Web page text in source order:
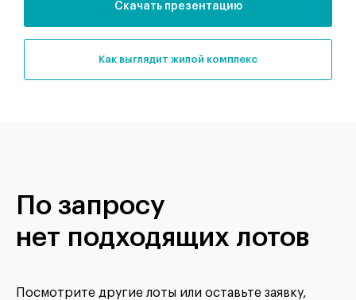
Скачать презентацию
как выглядит жилой комплекс
По запросу
нет подходящих лотов
Посмотрите другие лоты или оставьте заявку,